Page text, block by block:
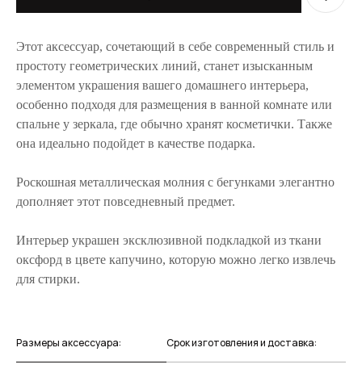
Этот аксессуар, сочетающий в себе современный стиль и
простоту геометрических линий, станет изысканным
элементом украшения вашего домашнего интерьера,
особенно подходя для размещения в ванной комнате или
спальне у зеркала, где обычно хранят косметички. Также
она идеально подойдет в качестве подарка.
Роскошная металлическая молния с бегунками элегантно
дополняет этот повседневный предмет.
Интерьер украшен эксклюзивной подкладкой из ткани
оксфорд в цвете капучино, которую можно легко извлечь
для стирки.
Размеры аксессуара: Срок изготовления и доставка: